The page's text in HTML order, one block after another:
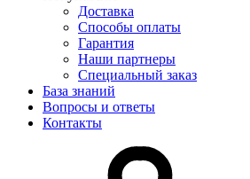
Доставка
Способы оплаты
Гарантия
Наши партнеры
Специальный заказ
База знаний
Вопросы и ответы
Контакты